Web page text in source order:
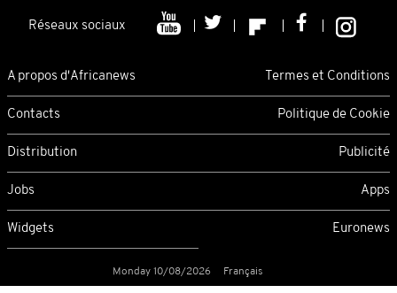
Réseaux sociaux
A propos d'Africanews Termes et Conditions
Contacts Politique de Cookie
Distribution Publicité
Jobs Apps
Widgets Euronews
Monday 10/08/2026